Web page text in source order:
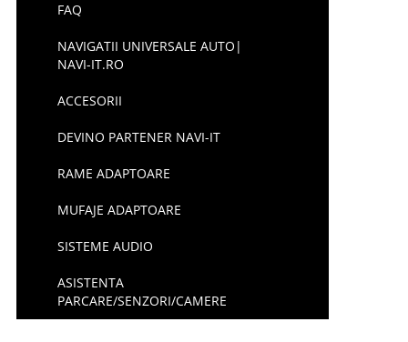
FAQ
NAVIGATII UNIVERSALE AUTO|
NAVI-IT.RO
ACCESORII
DEVINO PARTENER NAVI-IT
RAME ADAPTOARE
MUFAJE ADAPTOARE
SISTEME AUDIO
ASISTENTA
PARCARE/SENZORI/CAMERE